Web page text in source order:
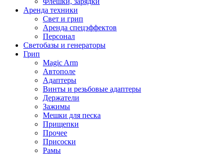
Аренда техники
Свет и грип
Аренда спецэффектов
Персонал
Светобазы и генераторы
Грип
Magic Arm
Автополе
Адаптеры
Винты и резьбовые адаптеры
Держатели
Зажимы
Мешки для песка
Прищепки
Прочее
Присоски
Рамы